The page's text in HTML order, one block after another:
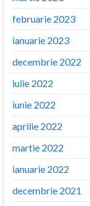
februarie 2023
ianuarie 2023
decembrie 2022
iulie 2022
iunie 2022
aprilie 2022
martie 2022
ianuarie 2022
decembrie 2021